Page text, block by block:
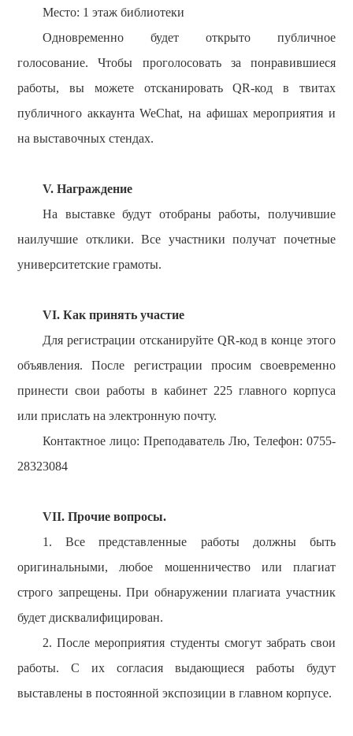
Место: 1 этаж библиотеки
Одновременно будет открыто публичное
голосование. Чтобы проголосовать за понравившиеся
работы, вы можете отсканировать QR-код в твитах
публичного аккаунта WeChat, на афишах мероприятия и
на выставочных стендах.
V. Награждение
На выставке будут отобраны работы, получившие
наилучшие отклики.
Все участники получат почетные
университетские грамоты.
VI. Как принять участие
Для регистрации отсканируйте QR-код в конце этого
объявления.После регистрации просим своевременно
принести свои работы в кабинет 225 главного корпуса
или прислать на электронную почту.
Контактное лицо:Преподаватель Лю, Телефон: 0755-
28323084
VII. Прочие вопросы.
1. Все представленные работы должны быть
оригинальными, любое мошенничество или плагиат
строго запрещены. При обнаружении плагиата участник
будет дисквалифицирован.
2. После мероприятия студенты смогут забрать свои
работы. С их согласия выдающиеся работы будут
выставлены в постоянной экспозиции в главном корпусе.